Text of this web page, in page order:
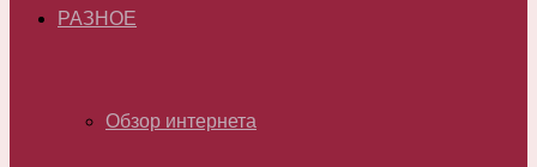
РАЗНОЕ
Обзор интернета